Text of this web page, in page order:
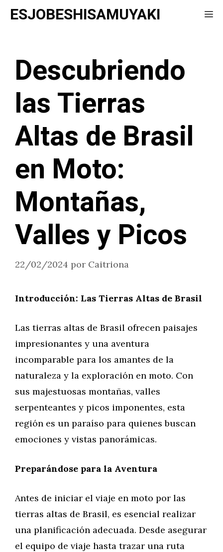
Saltar
ESJOBESHISAMUYAKI
Descubriendo
las Tierras
Altas de Brasil
en Moto:
Montañas,
Valles y Picos
22/02/2024 por Caitriona
Introducción: Las Tierras Altas de Brasil
Las tierras altas de Brasil ofrecen paisajes
impresionantes y una aventura
incomparable para los amantes de la
naturaleza y la exploración en moto. Con
sus majestuosas montañas, valles
serpenteantes y picos imponentes, esta
región es un paraíso para quienes buscan
emociones y vistas panorámicas.
Preparándose para la Aventura
Antes de iniciar el viaje en moto por las
tierras altas de Brasil, es esencial realizar
una planificación adecuada. Desde asegurar
el equipo de viaje hasta trazar una ruta